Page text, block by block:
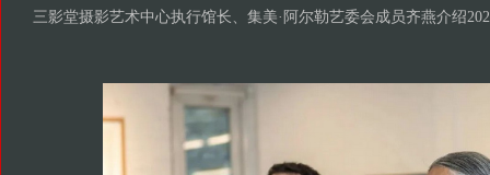
三影堂摄影艺术中心执行馆长、集美·阿尔勒艺委会成员齐燕介绍